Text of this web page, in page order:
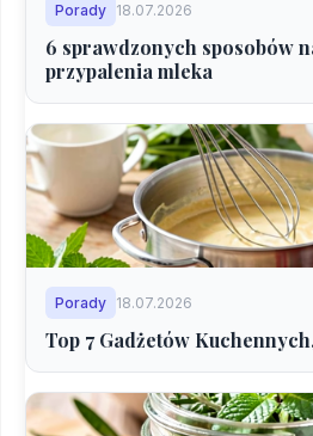
Porady 18.07.2026
6 sprawdzonych sposobów
przypalenia mleka
Porady 18.07.2026
Top 7 Gadżetów